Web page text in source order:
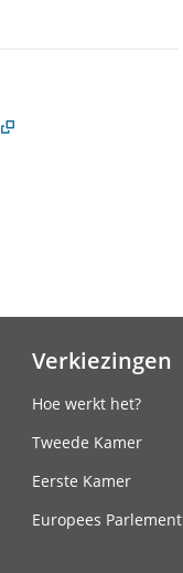
Verkiezingen
Hoe werkt het?
Tweede Kamer
Eerste Kamer
Europees Parlement